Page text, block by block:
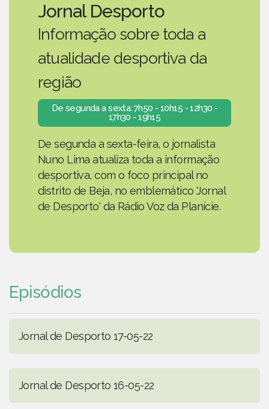
Jornal Desporto
Informação sobre toda a
atualidade desportiva da
região
De segunda a sexta: 7h50 - 10h15 - 12h30 -
17h30 - 19h15
De segunda a sexta-feira, o jornalista
Nuno Lima atualiza toda a informação
desportiva, com o foco principal no
distrito de Beja, no emblemático 'Jornal
de Desporto' da Rádio Voz da Planície.
Episódios
Jornal de Desporto 17-05-22
Jornal de Desporto 16-05-22